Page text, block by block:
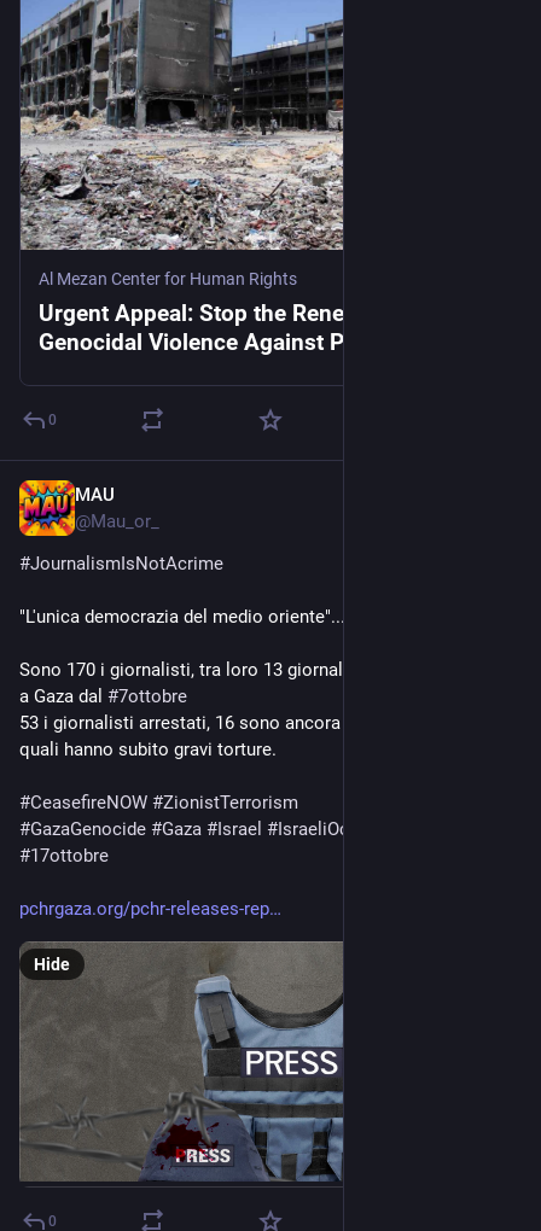
Al Mezan Center for Human Rights
Urgent Appeal: Stop the Renewed Wave of
Genocidal Violence Against Palestinians in
0
MAU
@Mau_or_
#JournalismIsNotAcrime
"L'unica democrazia del medio oriente"...
Sono 170 i giornalisti, tra loro 13 giornaliste, uccisi da Israele
a Gaza dal #7ottobre
53 i giornalisti arrestati, 16 sono ancora detenuti, alcuni dei
quali hanno subito gravi torture.
#CeasefireNOW #ZionistTerrorism
#GazaGenocide #Gaza #Israel #IsraeliOccupation
#17ottobre
pchrgaza.org/pchr-releases-rep
Hide
0